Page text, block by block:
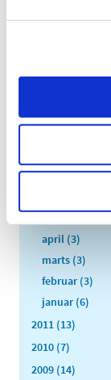
juli (5)
april (3)
marts (3)
februar (3)
januar (6)
2011 (13)
2010 (7)
2009 (14)